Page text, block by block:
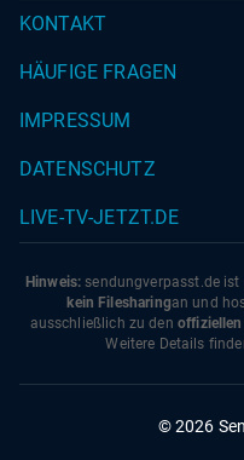
KONTAKT
HÄUFIGE FRAGEN
IMPRESSUM
DATENSCHUTZ
LIVE-TV-JETZT.DE
Hinweis: sendungverpasst.de ist
kein Filesharingan und
ausschließlich zu den offiziellen
Weitere Details
© 2026